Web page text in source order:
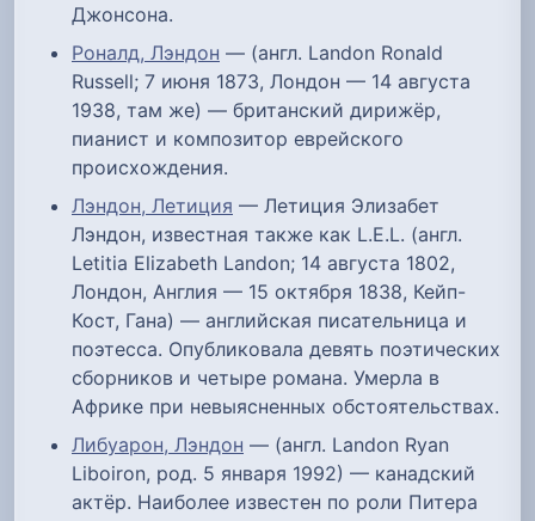
Джонсона.
Роналд, Лэндон — (англ. Landon Ronald
Russell; 7 июня 1873, Лондон — 14 августа
1938, там же) — британский дирижёр,
пианист и композитор еврейского
происхождения.
Лэндон, Летиция — Летиция Элизабет
Лэндон, известная также как L.E.L. (англ.
Letitia Elizabeth Landon; 14 августа 1802,
Лондон, Англия — 15 октября 1838, Кейп-
Кост, Гана) — английская писательница и
поэтесса. Опубликовала девять поэтических
сборников и четыре романа. Умерла в
Африке при невыясненных обстоятельствах.
Либуарон, Лэндон — (англ. Landon Ryan
Liboiron, род. 5 января 1992) — канадский
актёр. Наиболее известен по роли Питера